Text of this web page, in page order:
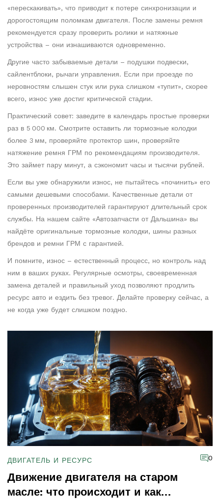
«перескакивать», что приводит к потере синхронизации и
дорогостоящим поломкам двигателя. После замены ремня
рекомендуется сразу проверить ролики и натяжные
устройства – они изнашиваются одновременно.
Другие часто забываемые детали – подушки подвески,
сайлентблоки, рычаги управления. Если при проезде по
неровностям слышен стук или рука слишком «тупит», скорее
всего, износ уже достиг критической стадии.
Практический совет: заведите в календарь простые проверки
раз в 5 000 км. Смотрите оставить ли тормозные колодки
более 3 мм, проверяйте протектор шин, проверяйте
натяжение ремня ГРМ по рекомендациям производителя.
Это займет пару минут, а сэкономит часы и тысячи рублей.
Если вы уже обнаружили износ, не пытайтесь «починить» его
самыми дешевыми способами. Качественные детали от
проверенных производителей гарантируют длительный срок
службы. На нашем сайте «Автозапчасти от Дальшина» вы
найдёте оригинальные тормозные колодки, шины разных
брендов и ремни ГРМ с гарантией.
И помните, износ – естественный процесс, но контроль над
ним в ваших руках. Регулярные осмотры, своевременная
замена деталей и правильный уход позволяют продлить
ресурс авто и ездить без тревог. Делайте проверку сейчас, а
не когда уже будет слишком поздно.
ДВИГАТЕЛЬ И РЕСУРС 0
Движение двигателя на старом
масле: что происходит и как